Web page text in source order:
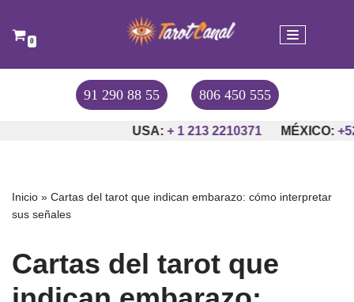
Saltar
0
91 290 88 55 806 450 555
+ 1 213 2210371 MÉXICO:+52-55-
Inicio » Cartas del tarot que indican embarazo: cómo interpretar
sus señales
Cartas del tarot que